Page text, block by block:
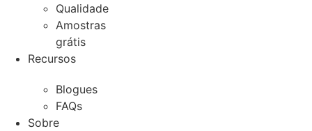
Qualidade
Amostras
grátis
Recursos
Blogues
FAQs
Sobre